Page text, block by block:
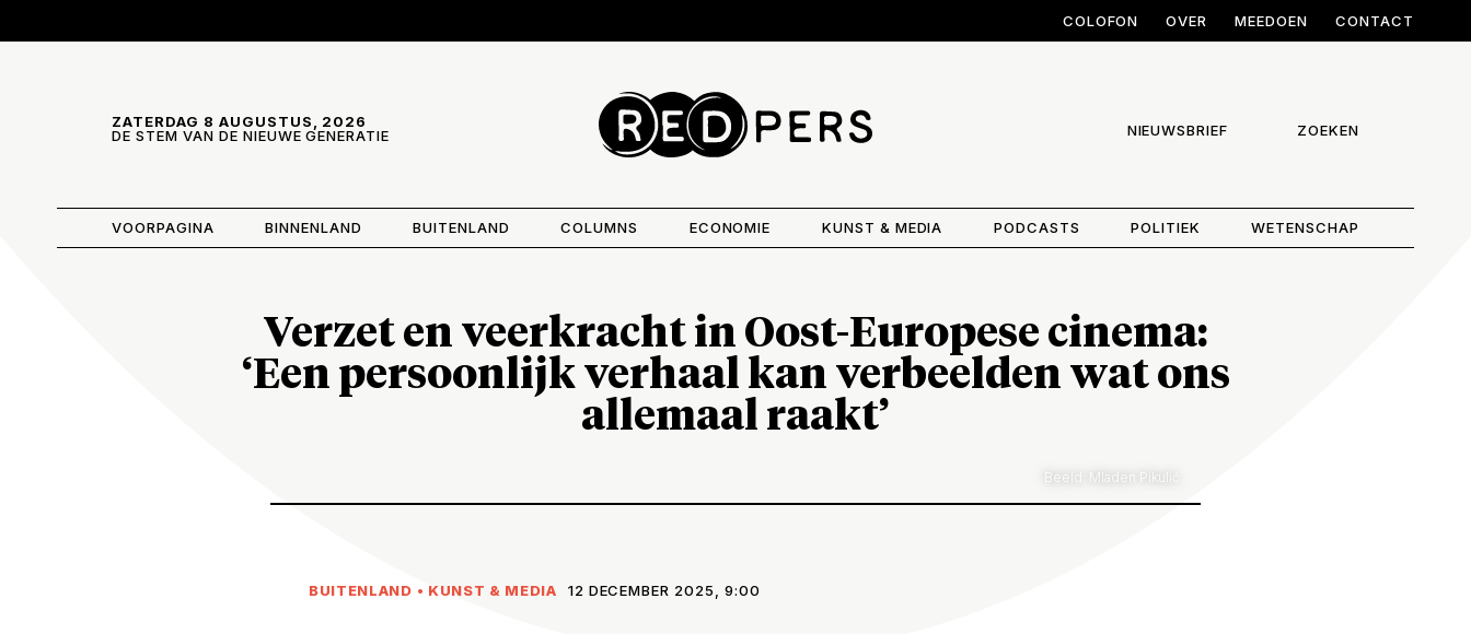
COLOFON OVER MEEDOEN CONTACT
ZATERDAG 8 AUGUSTUS, 2026
DE STEM VAN DE NIEUWE GENERATIE
NIEUWSBRIEF ZOEKEN
VOORPAGINA BINNENLAND BUITENLAND COLUMNS ECONOMIE KUNST & MEDIA PODCASTS POLITIEK WETENSCHAP
Verzet en veerkracht in Oost-Europese cinema:
‘Een persoonlijk verhaal kan verbeelden wat ons
allemaal raakt’
Beeld: Mladen Pikulić
BUITENLAND • KUNST & MEDIA 12 DECEMBER 2025, 9:00